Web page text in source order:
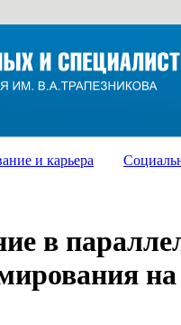
и карьера
в